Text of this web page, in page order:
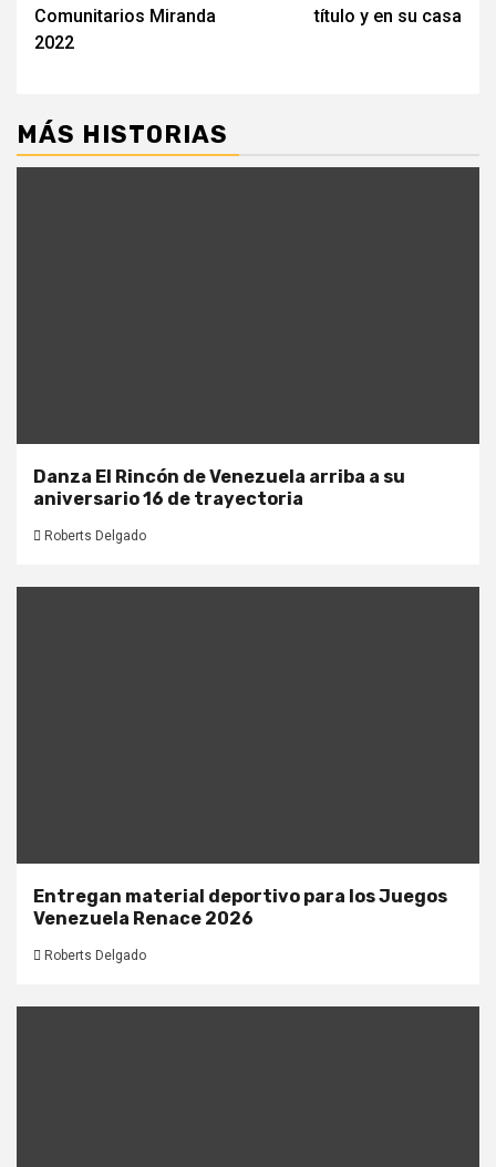
entradas
Comunitarios Miranda
2022
título y en su casa
MÁS HISTORIAS
Danza El Rincón de Venezuela arriba a su
aniversario 16 de trayectoria
Roberts Delgado
Entregan material deportivo para los Juegos
Venezuela Renace 2026
Roberts Delgado